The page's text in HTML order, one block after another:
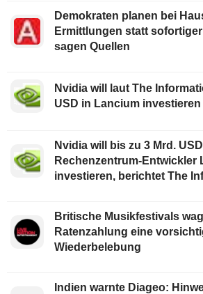
Demokraten planen bei
Ermittlungen statt
sagen Quellen
Nvidia will laut The
USD in Lancium investieren
Nvidia will bis zu 3 Mrd.
Rechenzentrum-Entwickler
investieren, berichtet The
Britische Musikfestivals
Ratenzahlung eine
Wiederbelebung
Indien warnte Diageo: